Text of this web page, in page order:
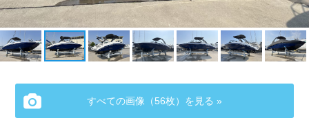
すべての画像（56枚）を見る »